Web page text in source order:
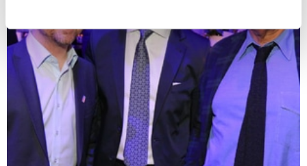
bestimmten Merkmalen (Fingerprinting) identifizieren
Erfahren Sie mehr darüber, wie Ihre persönlichen Daten
verarbeitet werden, und legen Sie Ihre Präferenzen im
Abschnitt Einzelheitenfest.
Wir verwenden Cookies, um Inhalte und Anzeigen zu
personalisieren, Funktionen für soziale Medien anbieten
zu können und die Zugriffe auf unsere Website zu